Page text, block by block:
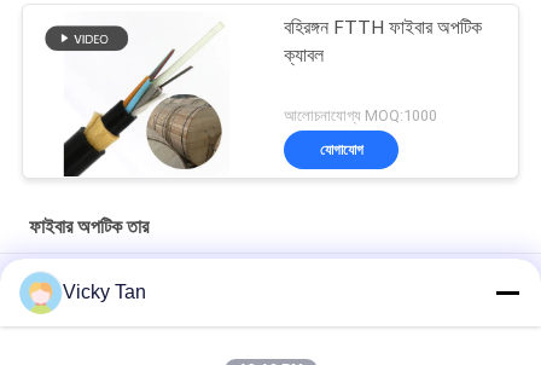
বহিরঙ্গন FTTH ফাইবার অপটিক
ক্যাবল
আলোচনাযোগ্য MOQ:1000
যোগাযোগ
ফাইবার অপটিক তার
সিঙ্গেলমোড GJYXFCH এরিয়াল আউটডোর ফাইবার অপটিক কেবল এফটিটিএইচ সেলফ
সাপোর্টের জন্য
Vicky Tan